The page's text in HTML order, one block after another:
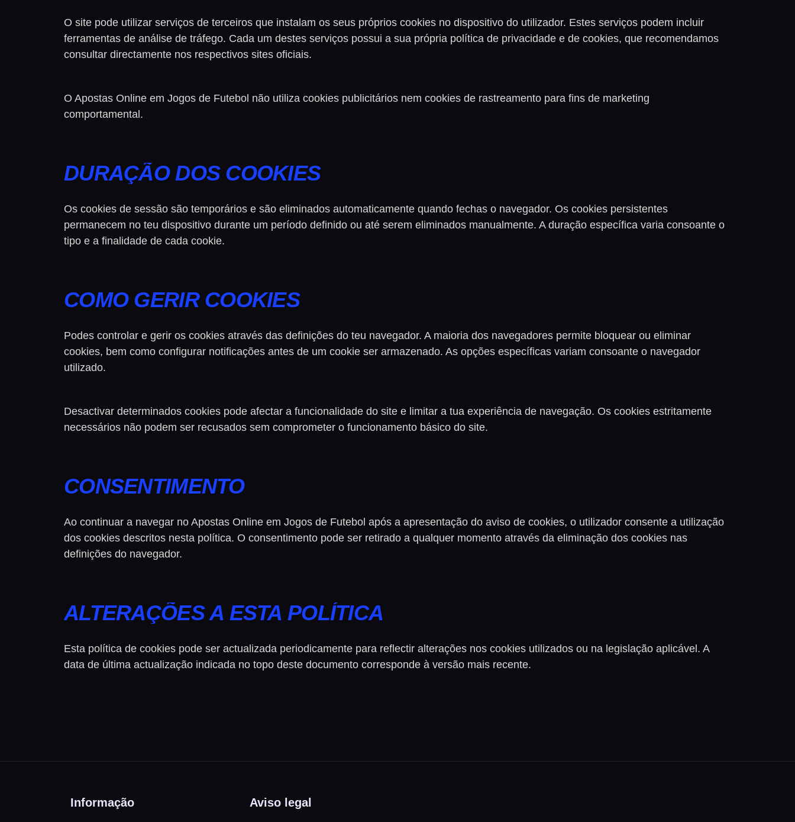
O site pode utilizar serviços de terceiros que instalam os seus próprios cookies no dispositivo do utilizador. Estes serviços podem incluir
ferramentas de análise de tráfego. Cada um destes serviços possui a sua própria política de privacidade e de cookies, que recomendamos
consultar directamente nos respectivos sites oficiais.
O Apostas Online em Jogos de Futebol não utiliza cookies publicitários nem cookies de rastreamento para fins de marketing
comportamental.
DURAÇÃO DOS COOKIES
Os cookies de sessão são temporários e são eliminados automaticamente quando fechas o navegador. Os cookies persistentes
permanecem no teu dispositivo durante um período definido ou até serem eliminados manualmente. A duração específica varia consoante o
tipo e a finalidade de cada cookie.
COMO GERIR COOKIES
Podes controlar e gerir os cookies através das definições do teu navegador. A maioria dos navegadores permite bloquear ou eliminar
cookies, bem como configurar notificações antes de um cookie ser armazenado. As opções específicas variam consoante o navegador
utilizado.
Desactivar determinados cookies pode afectar a funcionalidade do site e limitar a tua experiência de navegação. Os cookies estritamente
necessários não podem ser recusados sem comprometer o funcionamento básico do site.
CONSENTIMENTO
Ao continuar a navegar no Apostas Online em Jogos de Futebol após a apresentação do aviso de cookies, o utilizador consente a utilização
dos cookies descritos nesta política. O consentimento pode ser retirado a qualquer momento através da eliminação dos cookies nas
definições do navegador.
ALTERAÇÕES A ESTA POLÍTICA
Esta política de cookies pode ser actualizada periodicamente para reflectir alterações nos cookies utilizados ou na legislação aplicável. A
data de última actualização indicada no topo deste documento corresponde à versão mais recente.
Informação Aviso legal